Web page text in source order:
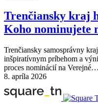
Trenčiansky kraj
Koho nominujete
Trenčiansky samosprávny
inšpiratívnym príbehom a
proces nominácií na Verejné…
8. apríla 2026